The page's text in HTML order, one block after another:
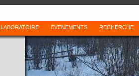
LABORATOIRE ÉVÈNEMENTS RECHERCHE